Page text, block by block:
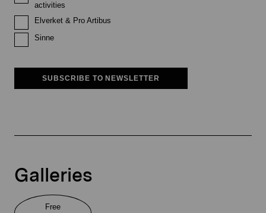
activities
Elverket & Pro Artibus
Sinne
SUBSCRIBE TO NEWSLETTER
Galleries
Free